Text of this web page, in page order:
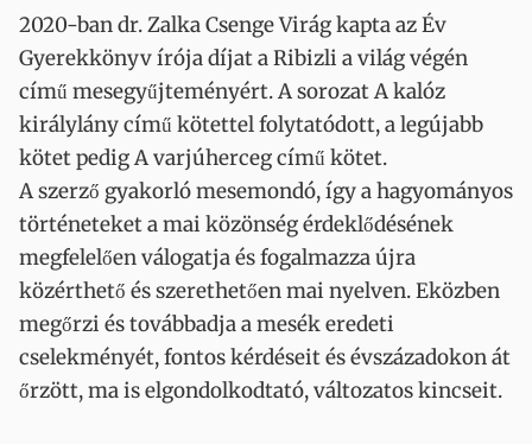
2020-ban dr. Zalka Csenge Virág kapta az Év
Gyerekkönyv írója díjat a Ribizli a világ végén
című mesegyűjteményért. A sorozat A kalóz
királylány című kötettel folytatódott, a legújabb
kötet pedig A varjúherceg című kötet.
A szerző gyakorló mesemondó, így a hagyományos
történeteket a mai közönség érdeklődésének
megfelelően válogatja és fogalmazza újra
közérthető és szerethetően mai nyelven. Eközben
megőrzi és továbbadja a mesék eredeti
cselekményét, fontos kérdéseit és évszázadokon át
őrzött, ma is elgondolkodtató, változatos kincseit.